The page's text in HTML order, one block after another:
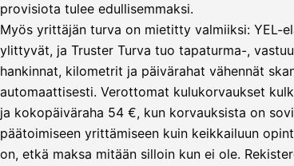
provisiota tulee edullisemmaksi.
Myös yrittäjän turva on mietitty valmiiksi: YEL-
ylittyvät, ja Truster Turva tuo tapaturma-,
hankinnat, kilometrit ja päivärahat vähennät
automaattisesti. Verottomat kulukorvaukset
ja kokopäiväraha 54 €, kun korvauksista on
päätoimiseen yrittämiseen kuin keikkailuun
on, etkä maksa mitään silloin kun ei ole.
Asiakas
Acme
Oy
Lähetä